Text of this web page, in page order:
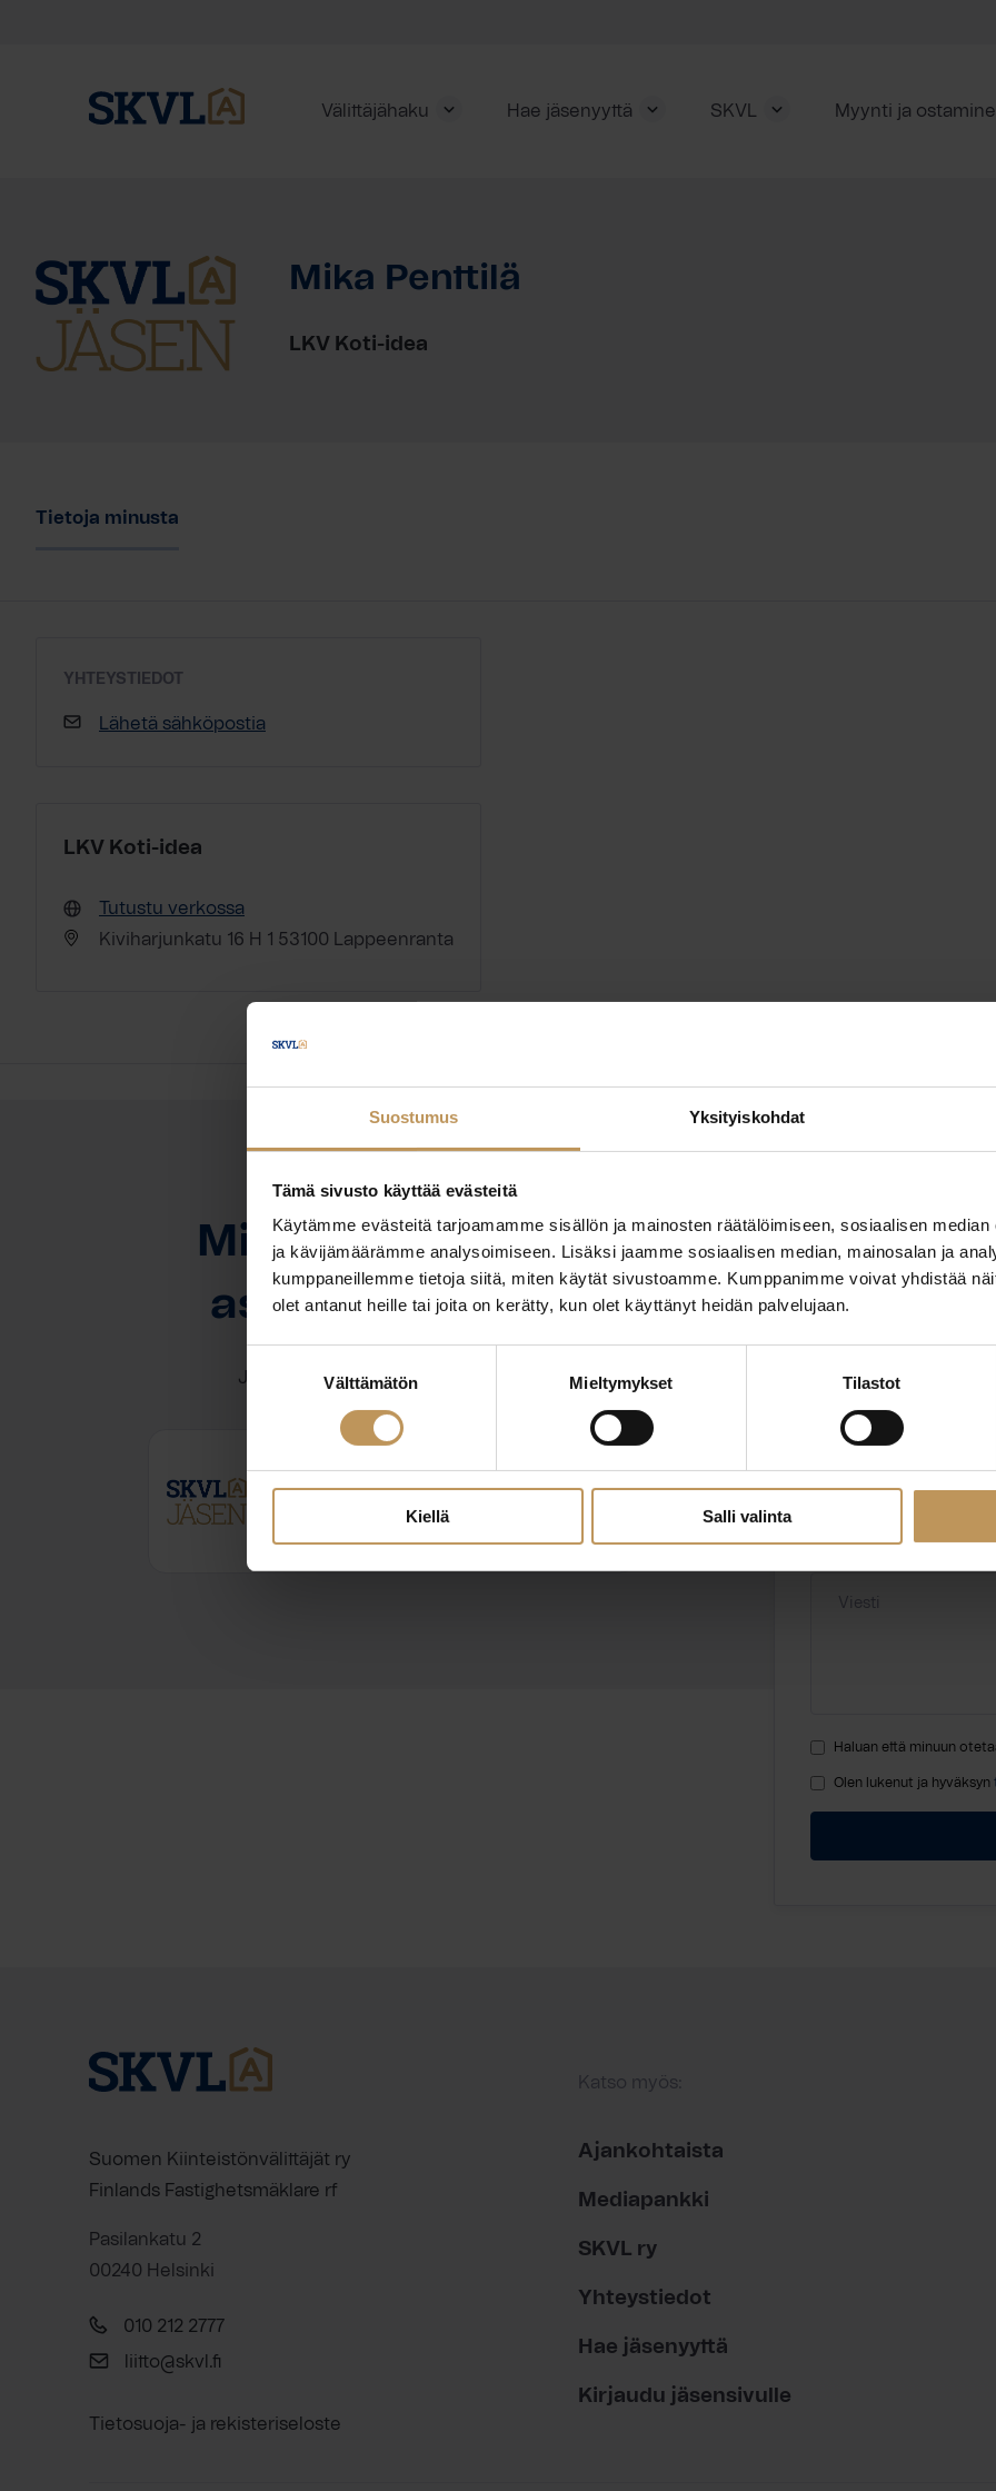
Suostumus Yksityiskohdat
Tämä sivusto käyttää evästeitä
Käytämme evästeitä tarjoamamme sisällön ja mainosten räätälöimiseen, sosiaalisen
ja kävijämäärämme analysoimiseen. Lisäksi jaamme sosiaalisen median, mainosalan ja
kumppaneillemme tietoja siitä, miten käytät sivustoamme. Kumppanimme voivat yhdistää
olet antanut heille tai joita on kerätty, kun olet käyttänyt heidän palvelujaan.
valinta
Välttämätön Mieltymykset Tilastot
Kiellä Salli valinta
Välittäjähaku Hae jäsenyyttä SKVL Myynti ja
Mika Penttilä
LKV Koti-idea
Tietoja minusta
YHTEYSTIEDOT
Lähetä sähköpostia
LKV Koti-idea
Tutustu verkossa
Kiviharjunkatu 16 H 1 53100 Lappeenranta
OTA YHTEYTTÄ
Miten voin auttaa
asuntoasioissa?
Jätä yhteystietosi, niin otan yhteyttä
mika.penttila@lkvkoti-idea.fi
*
Haluan että minuun
Olen lukenut ja hyväksyn
Suomen Kiinteistönvälittäjät ry
Finlands Fastighetsmäklare rf
Pasilankatu 2
00240 Helsinki
010 212 2777
liitto@skvl.fi
Tietosuoja- ja rekisteriseloste
Katso myös:
Ajankohtaista
Mediapankki
SKVL ry
Yhteystiedot
Hae jäsenyyttä
Kirjaudu jäsensivulle